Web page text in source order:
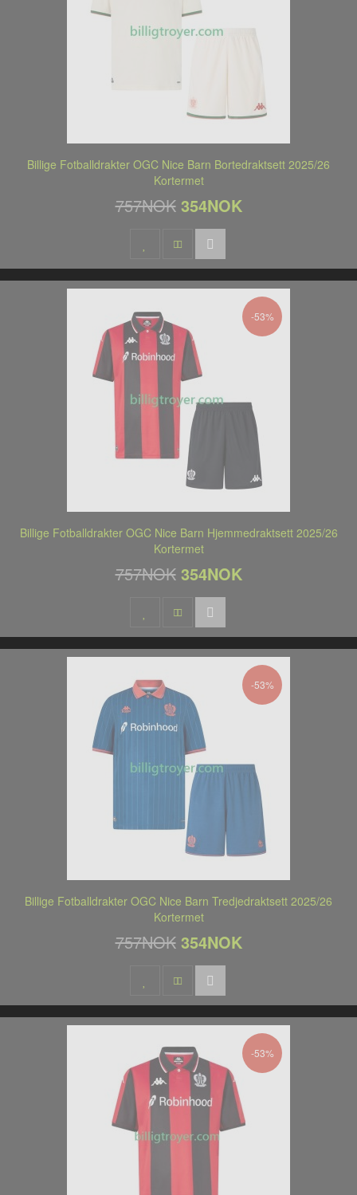
Billige Fotballdrakter OGC Nice Barn Bortedraktsett 2025/26
Kortermet
757NOK 354NOK
-53%
Billige Fotballdrakter OGC Nice Barn Hjemmedraktsett 2025/26
Kortermet
757NOK 354NOK
-53%
Billige Fotballdrakter OGC Nice Barn Tredjedraktsett 2025/26
Kortermet
757NOK 354NOK
-53%